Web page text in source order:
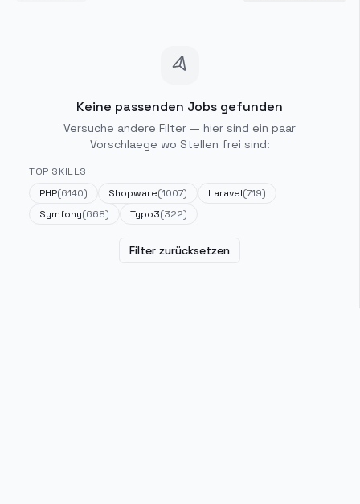
Keine passenden Jobs gefunden
Versuche andere Filter — hier sind ein paar
Vorschlaege wo Stellen frei sind:
TOP SKILLS
PHP(6140) Shopware(1007) Laravel(719)
Symfony(668) Typo3(322)
Filter zurücksetzen